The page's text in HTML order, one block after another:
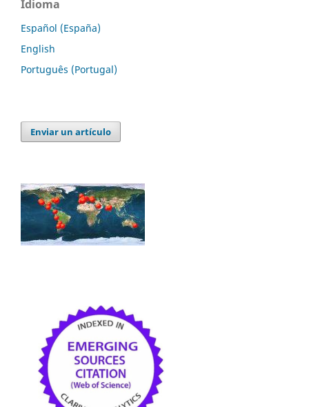
Idioma
Español (España)
English
Português (Portugal)
Enviar un artículo